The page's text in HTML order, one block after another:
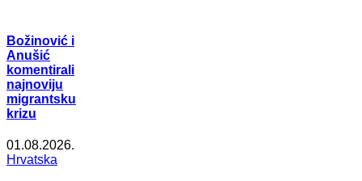
Božinović i
Anušić
komentirali
najnoviju
migrantsku
krizu
01.08.2026.
Hrvatska